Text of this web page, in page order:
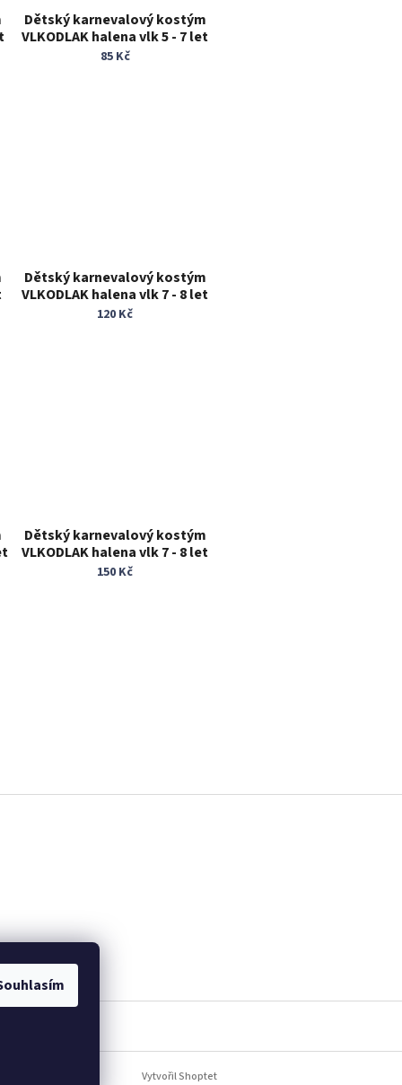
Dětský karnevalový kostým
VLKODLAK halena vlk 5 - 7 let
zvířecí kostým
85 Kč
Dětský karnevalový kostým
VLKODLAK halena vlk 7 - 8 let
zvířecí kostým
120 Kč
Dětský karnevalový kostým
VLKODLAK halena vlk 7 - 8 let
zvířecí kostým
150 Kč
Vytvořil Shoptet